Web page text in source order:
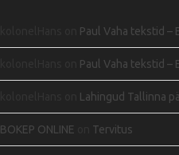
Paul Vaha tekstid
Paul Vaha tekstid
Lahingud Tallinna
BOKEP ONLINE Tervitus